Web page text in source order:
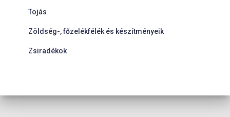
Tojás
Zöldség-, főzelékfélék és készítményeik
Zsiradékok